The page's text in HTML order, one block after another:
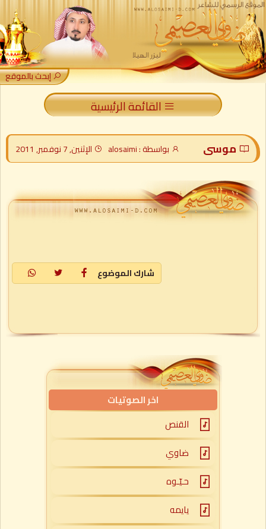
إبحث بالموقع
القائمة الرئيسية
موسى بواسطة : alosaimi الإثنين, 7 نوفمبر, 2011
شارك الموضوع
اخر الصوتيات
القنص
ضاوي
حـيّـوه
يايمه